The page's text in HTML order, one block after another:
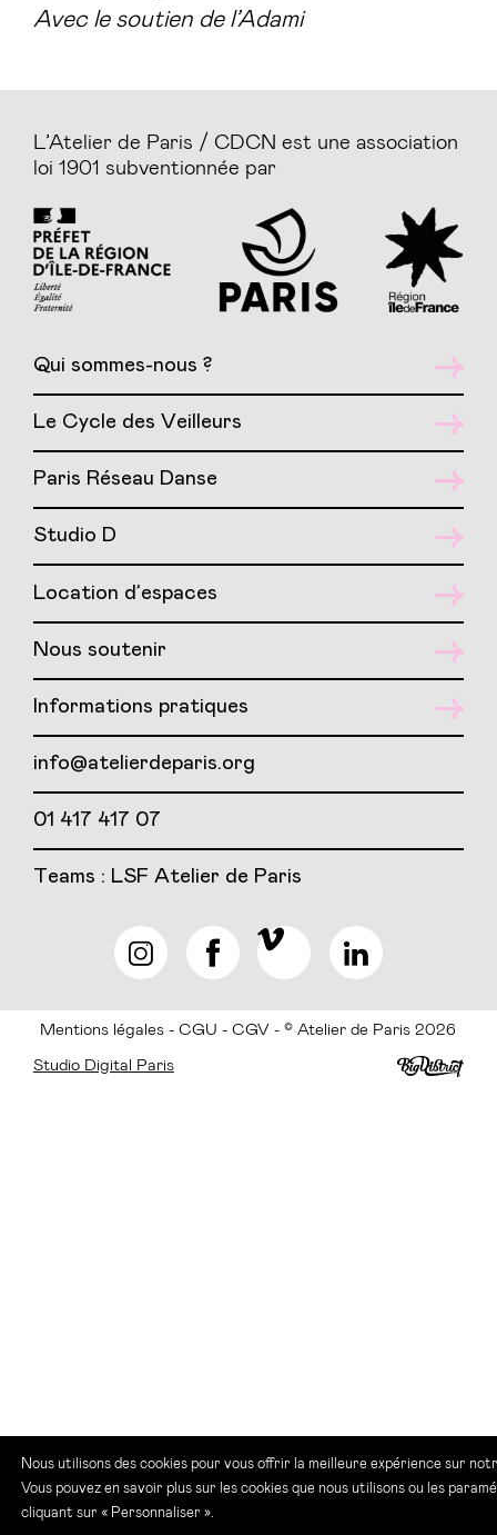
Avec le soutien de l’Adami
L’Atelier de Paris / CDCN est une association
loi 1901 subventionnée par
Qui sommes-nous ?
Le Cycle des Veilleurs
Paris Réseau Danse
Studio D
Location d’espaces
Nous soutenir
Informations pratiques
info@atelierdeparis.org
01 417 417 07
Teams : LSF Atelier de Paris
Studio Digital Paris
Mentions légales CGU CGV © Atelier de Paris 2026
Nous utilisons des cookies pour vous offrir la meilleure expérience sur
Vous pouvez en savoir plus sur les cookies que nous utilisons ou les
cliquant sur « Personnaliser ».